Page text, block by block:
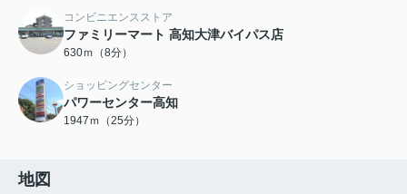
コンビニエンスストア
ファミリーマート 高知大津バイパス店
630ｍ（8分）
ショッピングセンター
パワーセンター高知
1947ｍ（25分）
地図